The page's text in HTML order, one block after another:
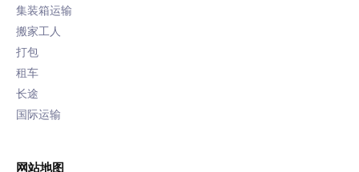
集装箱运输
搬家工人
打包
租车
长途
国际运输
网站地图